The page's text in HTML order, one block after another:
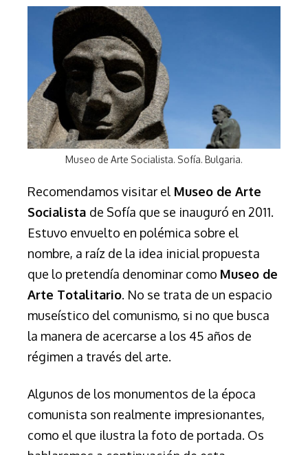
Museo de Arte Socialista. Sofía. Bulgaria.
Recomendamos visitar el Museo de Arte
Socialista de Sofía que se inauguró en 2011.
Estuvo envuelto en polémica sobre el
nombre, a raíz de la idea inicial propuesta
que lo pretendía denominar como Museo de
Arte Totalitario. No se trata de un espacio
museístico del comunismo, si no que busca
la manera de acercarse a los 45 años de
régimen a través del arte.
Algunos de los monumentos de la época
comunista son realmente impresionantes,
como el que ilustra la foto de portada. Os